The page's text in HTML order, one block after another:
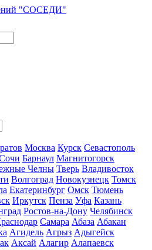
Москва Курск Севастополь
Барнаул Магнитогорск
Челны Тверь Владивосток
Волгоград Новокузнецк Томск
Екатеринбург Омск Тюмень
Иркутск Пенза Уфа Казань
Ростов-на-Дону Челябинск
Самара Абаза Абакан
Агидель Агрыз Адыгейск
Аксай Алагир Алапаевск